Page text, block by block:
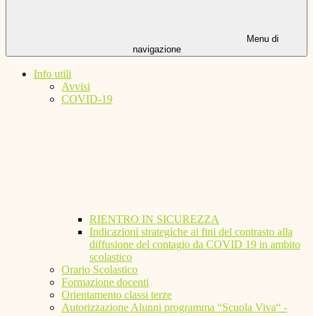
Menu di
navigazione
Info utili
Avvisi
COVID-19
RIENTRO IN SICUREZZA
Indicazioni strategiche ai fini del contrasto alla
diffusione del contagio da COVID 19 in ambito
scolastico
Orario Scolastico
Formazione docenti
Orientamento classi terze
Autorizzazione Alunni programma “Scuola Viva“ -